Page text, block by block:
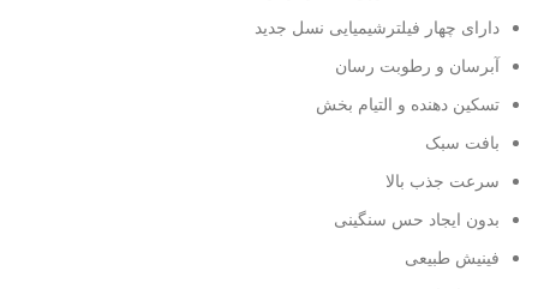
دارای چهار فیلترشیمیایی نسل جدید
آبرسان و رطوبت رسان
تسکین دهنده و التیام بخش
بافت سبک
سرعت جذب بالا
بدون ایجاد حس سنگینی
فینیش طبیعی